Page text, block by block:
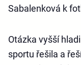
Sabalenková k
Otázka vyšší
sportu řešila a